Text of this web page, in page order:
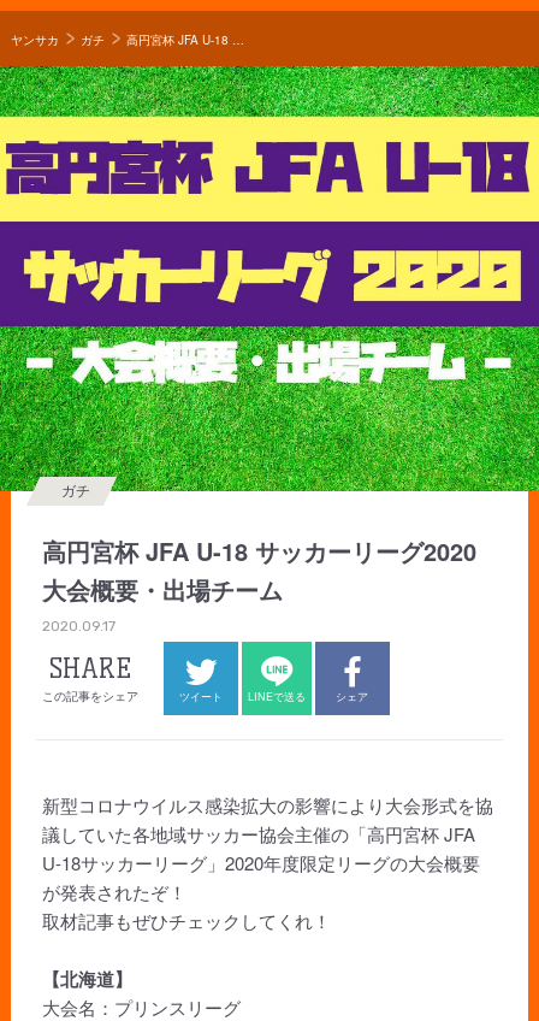
ヤンサカ ガチ 高円宮杯 JFA U-18 サッカーリーグ2020大会概要・出場チーム
高円宮杯 JFA U-18 サッカーリーグ2020
大会概要・出場チーム
ガチ
2020.09.17
SHARE
この記事をシェア ツイート LINEで送る シェア
新型コロナウイルス感染拡大の影響により大会形式を協
議していた各地域サッカー協会主催の「高円宮杯 JFA
U-18サッカーリーグ」2020年度限定リーグの大会概要
が発表されたぞ！
取材記事もぜひチェックしてくれ！
【北海道】
大会名：プリンスリーグ